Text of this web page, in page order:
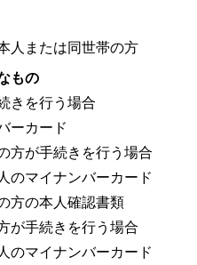
人または同世帯の方
もの
きを行う場合
ーカード
方が手続きを行う場合
のマイナンバーカード
方の本人確認書類
が手続きを行う場合
のマイナンバーカード